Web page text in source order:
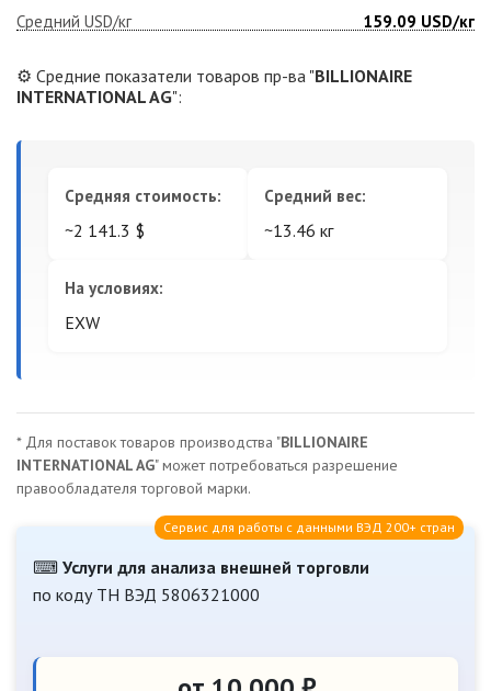
Средний USD/кг
159.09 USD/кг
⚙️ Средние показатели товаров пр-ва "BILLIONAIRE
INTERNATIONAL AG":
Средняя стоимость:
~2 141.3 $
Средний вес:
~13.46 кг
На условиях:
EXW
* Для поставок товаров производства "BILLIONAIRE
INTERNATIONAL AG" может потребоваться разрешение
правообладателя торговой марки.
⌨ Услуги для анализа внешней торговли
по коду ТН ВЭД 5806321000
Сервис для работы с данными ВЭД 200+ стран